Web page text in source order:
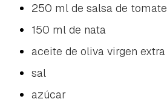
250 ml de salsa de tomate
150 ml de nata
aceite de oliva virgen extra
sal
azúcar